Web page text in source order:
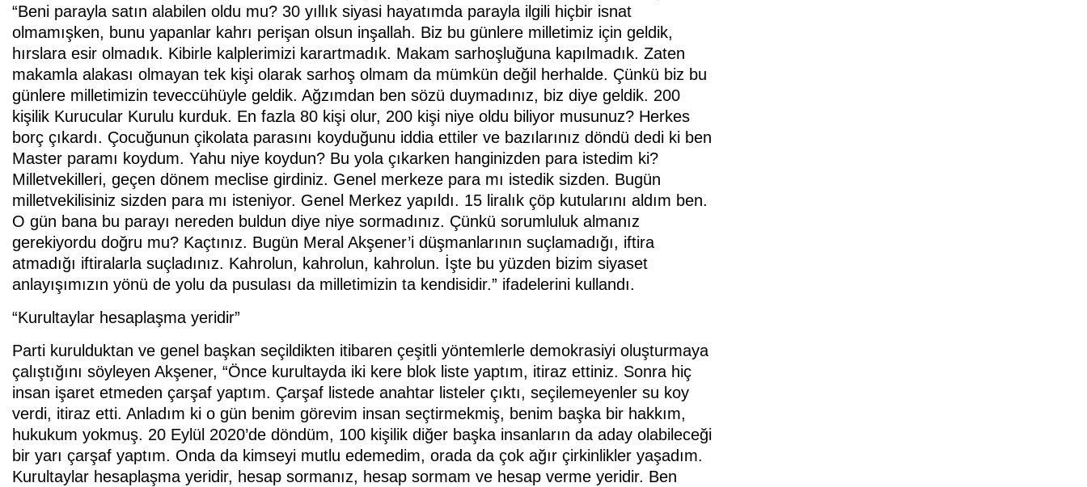
“Beni parayla satın alabilen oldu mu? 30 yıllık siyasi hayatımda parayla ilgili hiçbir isnat
olmamışken, bunu yapanlar kahrı perişan olsun inşallah. Biz bu günlere milletimiz için geldik,
hırslara esir olmadık. Kibirle kalplerimizi karartmadık. Makam sarhoşluğuna kapılmadık. Zaten
makamla alakası olmayan tek kişi olarak sarhoş olmam da mümkün değil herhalde. Çünkü biz bu
günlere milletimizin teveccühüyle geldik. Ağzımdan ben sözü duymadınız, biz diye geldik. 200
kişilik Kurucular Kurulu kurduk. En fazla 80 kişi olur, 200 kişi niye oldu biliyor musunuz? Herkes
borç çıkardı. Çocuğunun çikolata parasını koyduğunu iddia ettiler ve bazılarınız döndü dedi ki ben
Master paramı koydum. Yahu niye koydun? Bu yola çıkarken hanginizden para istedim ki?
Milletvekilleri, geçen dönem meclise girdiniz. Genel merkeze para mı istedik sizden. Bugün
milletvekilisiniz sizden para mı isteniyor. Genel Merkez yapıldı. 15 liralık çöp kutularını aldım ben.
O gün bana bu parayı nereden buldun diye niye sormadınız. Çünkü sorumluluk almanız
gerekiyordu doğru mu? Kaçtınız. Bugün Meral Akşener’i düşmanlarının suçlamadığı, iftira
atmadığı iftiralarla suçladınız. Kahrolun, kahrolun, kahrolun. İşte bu yüzden bizim siyaset
anlayışımızın yönü de yolu da pusulası da milletimizin ta kendisidir.” ifadelerini kullandı.
“Kurultaylar hesaplaşma yeridir”
Parti kurulduktan ve genel başkan seçildikten itibaren çeşitli yöntemlerle demokrasiyi oluşturmaya
çalıştığını söyleyen Akşener, “Önce kurultayda iki kere blok liste yaptım, itiraz ettiniz. Sonra hiç
insan işaret etmeden çarşaf yaptım. Çarşaf listede anahtar listeler çıktı, seçilemeyenler su koy
verdi, itiraz etti. Anladım ki o gün benim görevim insan seçtirmekmiş, benim başka bir hakkım,
hukukum yokmuş. 20 Eylül 2020’de döndüm, 100 kişilik diğer başka insanların da aday olabileceği
bir yarı çarşaf yaptım. Onda da kimseyi mutlu edemedim, orada da çok ağır çirkinlikler yaşadım.
Kurultaylar hesaplaşma yeridir, hesap sormanız, hesap sormam ve hesap verme yeridir. Ben